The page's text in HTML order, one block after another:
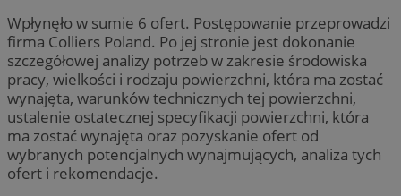
Wpłynęło w sumie 6 ofert. Postępowanie przeprowadzi
firma Colliers Poland. Po jej stronie jest dokonanie
szczegółowej analizy potrzeb w zakresie środowiska
pracy, wielkości i rodzaju powierzchni, która ma zostać
wynajęta, warunków technicznych tej powierzchni,
ustalenie ostatecznej specyfikacji powierzchni, która
ma zostać wynajęta oraz pozyskanie ofert od
wybranych potencjalnych wynajmujących, analiza tych
ofert i rekomendacje.